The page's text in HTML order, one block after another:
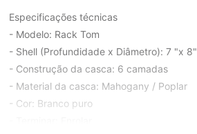
Especificações técnicas
- Modelo: Rack Tom
- Shell (Profundidade x Diâmetro): 7 "x 8"
- Construção da casca: 6 camadas
- Material da casca: Mahogany / Poplar
- Cor: Branco puro